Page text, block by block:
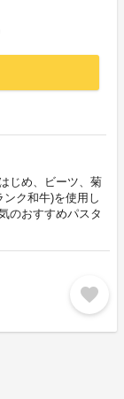
じめ、ビーツ、菊
ク和牛)を使用し
のおすすめパスタ
favorite